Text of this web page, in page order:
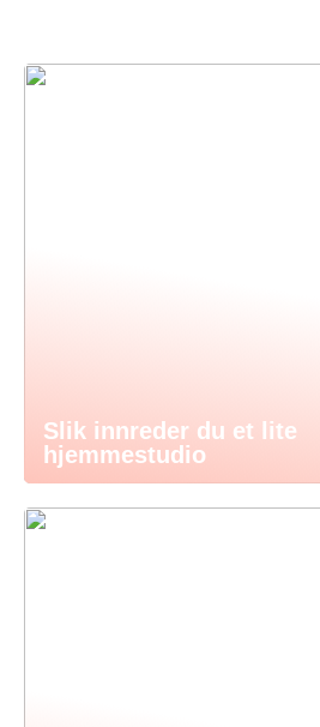
Slik innreder du et lite
hjemmestudio